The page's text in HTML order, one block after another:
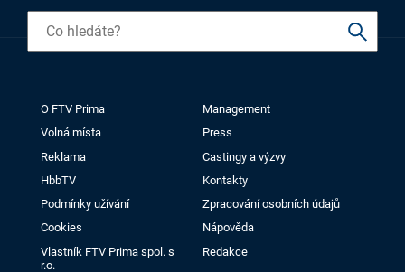
O FTV Prima
Management
Volná místa
Press
Reklama
Castingy a výzvy
HbbTV
Kontakty
Podmínky užívání
Zpracování osobních údajů
Cookies
Nápověda
Vlastník FTV Prima spol. s
r.o.
Redakce